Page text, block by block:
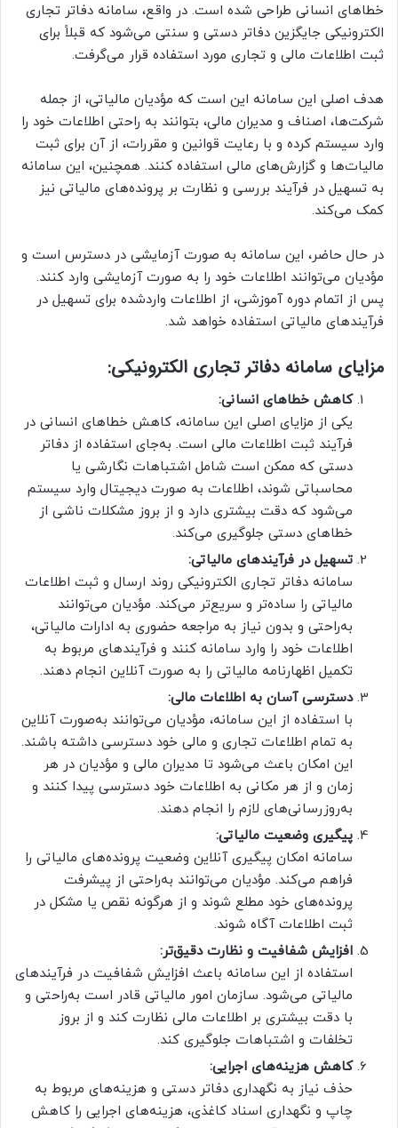
خطاهای انسانی طراحی شده است. در واقع، سامانه دفاتر تجاری
الکترونیکی جایگزین دفاتر دستی و سنتی می‌شود که قبلاً برای
ثبت اطلاعات مالی و تجاری مورد استفاده قرار می‌گرفت.
هدف اصلی این سامانه این است که مؤدیان مالیاتی، از جمله
شرکت‌ها، اصناف و مدیران مالی، بتوانند به راحتی اطلاعات خود را
وارد سیستم کرده و با رعایت قوانین و مقررات، از آن برای ثبت
مالیات‌ها و گزارش‌های مالی استفاده کنند. همچنین، این سامانه
به تسهیل در فرآیند بررسی و نظارت بر پرونده‌های مالیاتی نیز
کمک می‌کند.
در حال حاضر، این سامانه به صورت آزمایشی در دسترس است و
مؤدیان می‌توانند اطلاعات خود را به صورت آزمایشی وارد کنند.
پس از اتمام دوره آموزشی، از اطلاعات واردشده برای تسهیل در
فرآیند‌های مالیاتی استفاده خواهد شد.
مزایای سامانه دفاتر تجاری الکترونیکی:
کاهش خطاهای انسانی:
یکی از مزایای اصلی این سامانه، کاهش خطاهای انسانی در
فرآیند ثبت اطلاعات مالی است. به‌جای استفاده از دفاتر
دستی که ممکن است شامل اشتباهات نگارشی یا
محاسباتی شوند، اطلاعات به صورت دیجیتال وارد سیستم
می‌شود که دقت بیشتری دارد و از بروز مشکلات ناشی از
خطاهای دستی جلوگیری می‌کند.
تسهیل در فرآیندهای مالیاتی:
سامانه دفاتر تجاری الکترونیکی روند ارسال و ثبت اطلاعات
مالیاتی را ساده‌تر و سریع‌تر می‌کند. مؤدیان می‌توانند
به‌راحتی و بدون نیاز به مراجعه حضوری به ادارات مالیاتی،
اطلاعات خود را وارد سامانه کنند و فرآیندهای مربوط به
تکمیل اظهارنامه مالیاتی را به صورت آنلاین انجام دهند.
دسترسی آسان به اطلاعات مالی:
با استفاده از این سامانه، مؤدیان می‌توانند به‌صورت آنلاین
به تمام اطلاعات تجاری و مالی خود دسترسی داشته باشند.
این امکان باعث می‌شود تا مدیران مالی و مؤدیان در هر
زمان و از هر مکانی به اطلاعات خود دسترسی پیدا کنند و
به‌روزرسانی‌های لازم را انجام دهند.
پیگیری وضعیت مالیاتی:
سامانه امکان پیگیری آنلاین وضعیت پرونده‌های مالیاتی را
فراهم می‌کند. مؤدیان می‌توانند به‌راحتی از پیشرفت
پرونده‌های خود مطلع شوند و از هرگونه نقص یا مشکل در
ثبت اطلاعات آگاه شوند.
افزایش شفافیت و نظارت دقیق‌تر:
استفاده از این سامانه باعث افزایش شفافیت در فرآیندهای
مالیاتی می‌شود. سازمان امور مالیاتی قادر است به‌راحتی و
با دقت بیشتری بر اطلاعات مالی نظارت کند و از بروز
تخلفات و اشتباهات جلوگیری کند.
کاهش هزینه‌های اجرایی:
حذف نیاز به نگهداری دفاتر دستی و هزینه‌های مربوط به
چاپ و نگهداری اسناد کاغذی، هزینه‌های اجرایی را کاهش